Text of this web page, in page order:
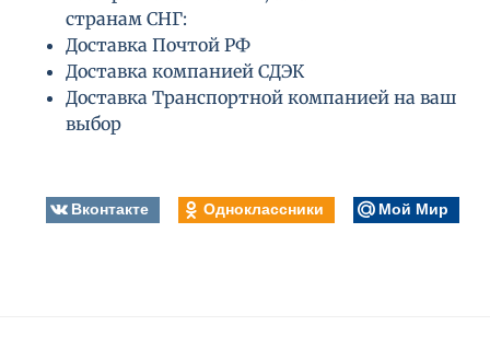
странам СНГ:
Доставка Почтой РФ
Доставка компанией СДЭК
Доставка Транспортной компанией на ваш
выбор
Вконтакте Одноклассники Мой Мир